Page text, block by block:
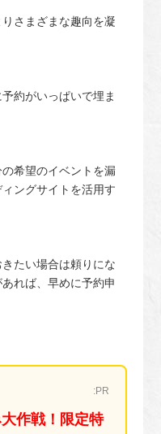
さまざまな趣向を凝
約がいっぱいで埋ま
希望のイベントを漏
ングサイトを活用す
たい場合は頼りにな
れば、早めに予約申
:PR
作戦！限定特